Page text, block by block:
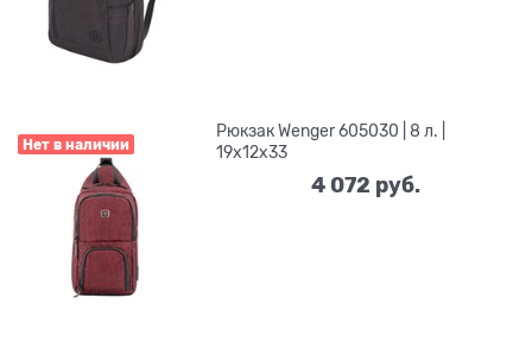
Нет в наличии
Рюкзак Wenger 605030 | 8 л. |
19x12x33
4 072 руб.